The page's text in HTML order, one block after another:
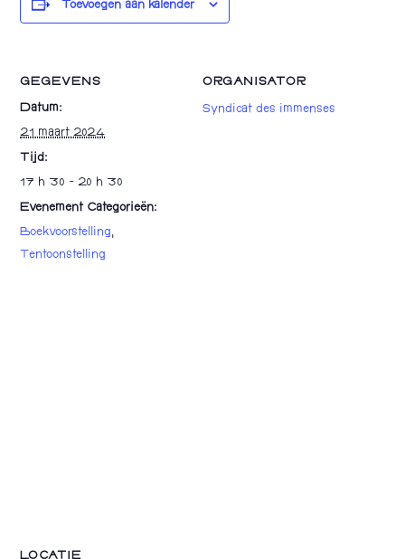
Toevoegen aan kalender
GEGEVENS
Datum:
21 maart 2024
Tijd:
17 h 30 - 20 h 30
Evenement Categorieën:
Boekvoorstelling ,
Tentoonstelling
ORGANISATOR
Syndicat des immenses
LOCATIE